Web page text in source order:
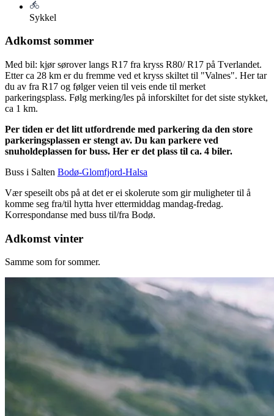
Sykkel
Adkomst sommer
Med bil: kjør sørover langs R17 fra kryss R80/ R17 på Tverlandet.
Etter ca 28 km er du fremme ved et kryss skiltet til "Valnes". Her tar
du av fra R17 og følger veien til veis ende til merket
parkeringsplass. Følg merking/les på inforskiltet for det siste stykket,
ca 1 km.
Per tiden er det litt utfordrende med parkering da den store
parkeringsplassen er stengt av. Du kan parkere ved
snuholdeplassen for buss. Her er det plass til ca. 4 biler.
Buss i Salten Bodø-Glomfjord-Halsa
Vær speseilt obs på at det er ei skolerute som gir muligheter til å
komme seg fra/til hytta hver ettermiddag mandag-fredag.
Korrespondanse med buss til/fra Bodø.
Adkomst vinter
Samme som for sommer.